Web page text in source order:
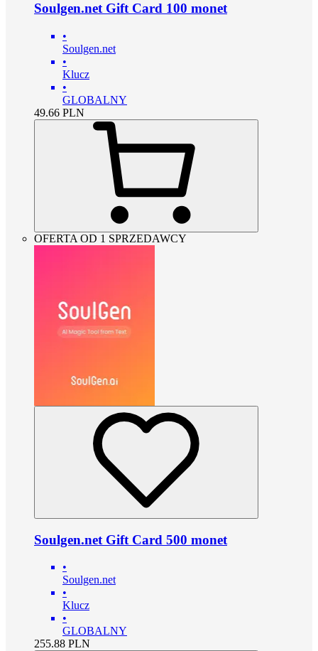
Soulgen.net Gift Card 100 monet
•
Soulgen.net
•
Klucz
•
GLOBALNY
49.66 PLN
OFERTA OD 1 SPRZEDAWCY
Soulgen.net Gift Card 500 monet
•
Soulgen.net
•
Klucz
•
GLOBALNY
255.88 PLN